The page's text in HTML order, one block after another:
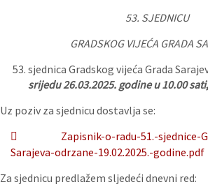
53. SJEDNICU
GRADSKOG VIJEĆA GRADA
sjednica Gradskog vijeća Grada
srijedu 26.03.2025. godine u 10.00 sati,
Uz poziv za sjednicu dostavlja se:
Zapisnik-o-radu-51.-sjednice-
Sarajeva-odrzane-19.02.2025.-godine.pdf
Za sjednicu predlažem sljedeći dnevni red: